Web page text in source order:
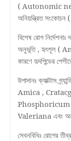
( Autonomic
অনিয়ন্ত্রিত সংকোচন (
বিশেষ রোগ
অনুভূতি ,হৃৎশূল (
কারণে হৃদপিন্ডের
উপাদানঃ ক্যাক্টাস
Amica ,
Phosphoricum
Valeriana এবং
সেবনবিধিঃ রোগের